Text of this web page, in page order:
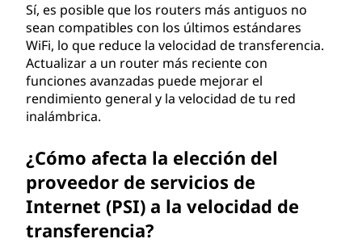
Sí, es posible que los routers más antiguos no
sean compatibles con los últimos estándares
WiFi, lo que reduce la velocidad de transferencia.
Actualizar a un router más reciente con
funciones avanzadas puede mejorar el
rendimiento general y la velocidad de tu red
inalámbrica.
¿Cómo afecta la elección del
proveedor de servicios de
Internet (PSI) a la velocidad de
transferencia?